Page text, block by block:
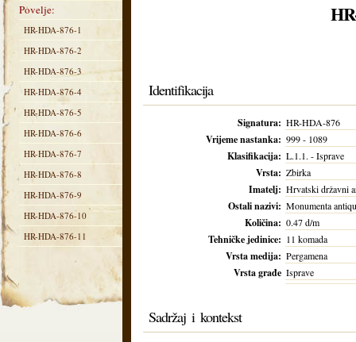
Povelje:
HR-HDA-876-1
HR-HDA-876-2
HR-HDA-876-3
HR-HDA-876-4
HR-HDA-876-5
HR-HDA-876-6
HR-HDA-876-7
HR-HDA-876-8
HR-HDA-876-9
HR-HDA-876-10
HR-HDA-876-11
Identifikacija
Signatura: HR-HDA-876
Vrijeme nastanka: 999 - 1089
Klasifikacija: L.1.1. - Isprave
Vrsta: Zbirka
Imatelj: Hrvatski državni
Ostali nazivi: Monumenta
Količina: 0.47 d/m
Tehničke jedinice: 11 komada
Vrsta medija: Pergamena
Vrsta građe Isprave
Sadržaj i kontekst